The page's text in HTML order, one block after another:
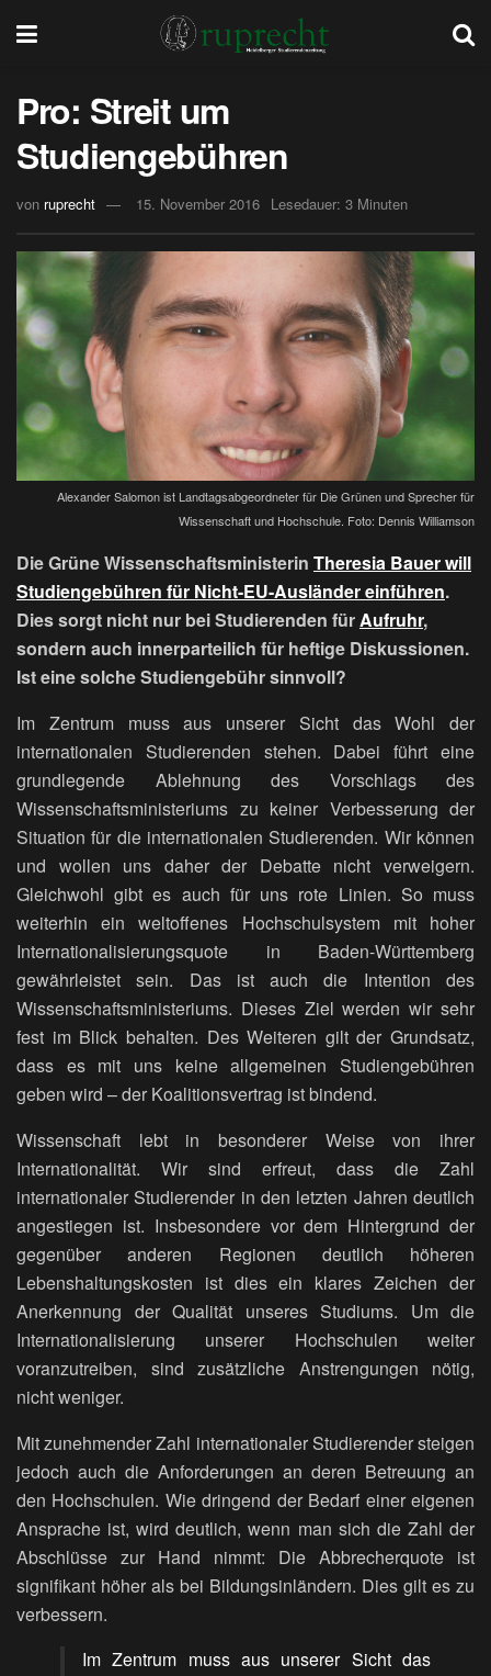
Pro: Streit um
Studiengebühren
von ruprecht 15. November 2016 Lesedauer: 3 Minuten
Alexander Salomon ist Landtagsabgeordneter für Die Grünen und Sprecher für
Wissenschaft und Hochschule. Foto: Dennis Williamson
Die Grüne Wissenschaftsministerin Theresia Bauer will
Studiengebühren für Nicht-EU-Ausländer einführen.
Dies sorgt nicht nur bei Studierenden fürAufruhr,
sondern auch innerparteilich für heftige Diskussionen.
Ist eine solche Studiengebühr sinnvoll?
Im Zentrum muss aus unserer Sicht das Wohl der
internationalen Studierenden stehen. Dabei führt eine
grundlegende Ablehnung des Vorschlags des
Wissenschaftsministeriums zu keiner Verbesserung der
Situation für die internationalen Studierenden. Wir können
und wollen uns daher der Debatte nicht verweigern.
Gleichwohl gibt es auch für uns rote Linien. So muss
weiterhin ein weltoffenes Hochschulsystem mit hoher
Internationalisierungsquote in Baden-Württemberg
gewährleistet sein. Das ist auch die Intention des
Wissenschaftsministeriums. Dieses Ziel werden wir sehr
fest im Blick behalten. Des Weiteren gilt der Grundsatz,
dass es mit uns keine allgemeinen Studiengebühren
geben wird – der Koalitionsvertrag ist bindend.
Wissenschaft lebt in besonderer Weise von ihrer
Internationalität. Wir sind erfreut, dass die Zahl
internationaler Studierender in den letzten Jahren deutlich
angestiegen ist. Insbesondere vor dem Hintergrund der
gegenüber anderen Regionen deutlich höheren
Lebenshaltungskosten ist dies ein klares Zeichen der
Anerkennung der Qualität unseres Studiums. Um die
Internationalisierung unserer Hochschulen weiter
voranzutreiben, sind zusätzliche Anstrengungen nötig,
nicht weniger.
Mit zunehmender Zahl internationaler Studierender steigen
jedoch auch die Anforderungen an deren Betreuung an
den Hochschulen. Wie dringend der Bedarf einer eigenen
Ansprache ist, wird deutlich, wenn man sich die Zahl der
Abschlüsse zur Hand nimmt: Die Abbrecherquote ist
signifikant höher als bei Bildungsinländern. Dies gilt es zu
verbessern.
Im Zentrum muss aus unserer Sicht das